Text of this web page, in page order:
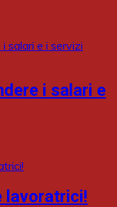
i salari e
lavoratrici!